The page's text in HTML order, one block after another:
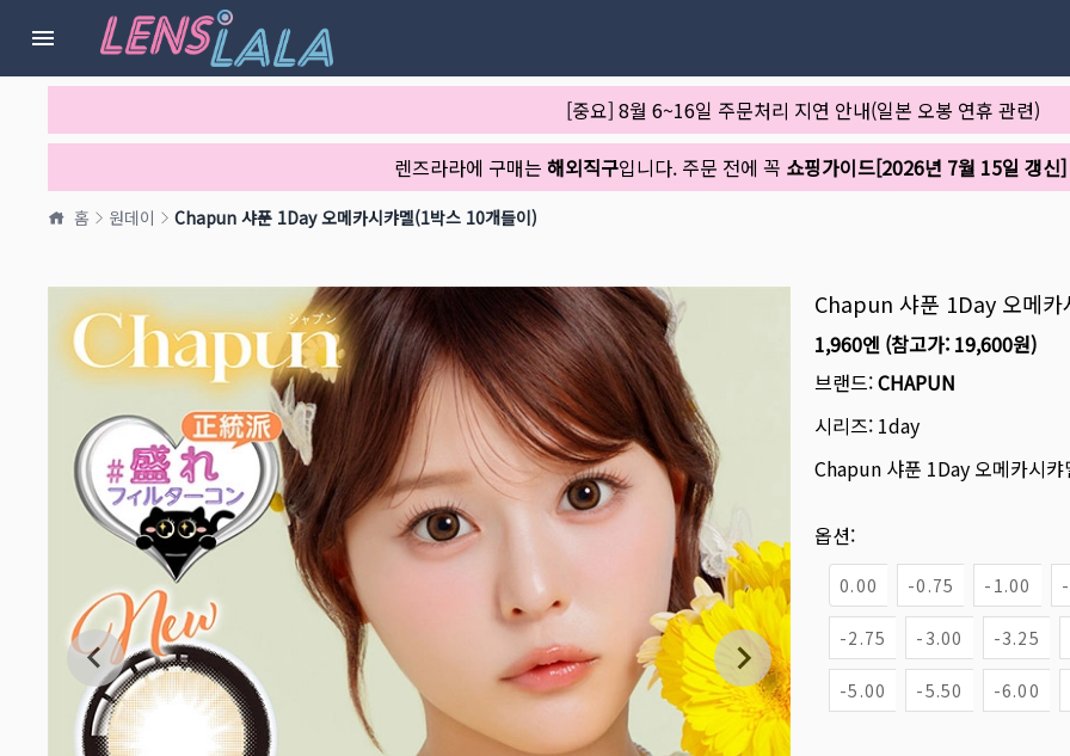
[중요] 8월 6~16일 주문처리 지연 안내(일본 오봉 연휴 관련)
렌즈라라에 구매는 해외직구입니다. 주문 전에 꼭 쇼핑가이드[2026년 7월 15일 갱신]
홈 원데이 Chapun 샤푼 1Day 오메카시캬멜(1박스 10개들이)
Chapun 샤푼 1Day 오메
1,960엔 (참고가: 19,600원)
브랜드:CHAPUN
시리즈: 1day
Chapun 샤푼 1Day 오메카시
옵션:
0.00 -0.75 -1.00
-2.75 -3.00 -3.25
-5.00 -5.50 -6.00